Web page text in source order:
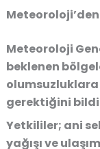
Meteoroloji
beklenen
olumsuzluklara
gerektiğini
Yetkililer; ani
yağışı ve